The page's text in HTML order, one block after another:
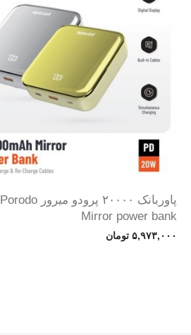
پاوربانک ۲۰۰۰۰ پرودو میرور Porodo
Mirror power bank
۵,۹۷۳,۰۰۰ تومان